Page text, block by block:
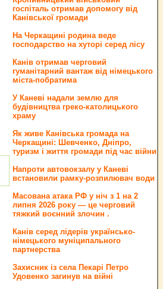
госпіталь отримав допомогу від
Канівської громади
На Черкащині родина веде
господарство на хуторі серед лісу
Канів отримав черговий
гуманітарний вантаж від німецького
міста-побратима
У Каневі надали землю для
будівництва греко‐католицького
храму
Як живе Канівська громада на
Черкащині: Шевченко, Дніпро,
туризм і життя громади під час війни
Напроти автовокзалу у Каневі
встановили рамку-розпилювач води
Масована атака РФ у ніч з 1 на 2
липня 2026 року — це черговий
тяжкий воєнний злочин .
Канів серед лідерів українсько-
німецького муніципального
партнерства
Захисник із села Пекарі Петро
Удовенко загинув на війні